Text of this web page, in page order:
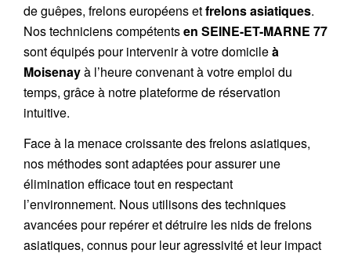
de guêpes, frelons européensetfrelons asiatiques.
Nos techniciens compétentsen SEINE-ET-MARNE 77
sont équipés pour intervenir à votre domicileà
Moisenayà l’heure convenant à votre emploi du
temps, grâce à notre plateforme de réservation
intuitive.
Face à la menace croissante des frelons asiatiques,
nos méthodes sont adaptées pour assurer une
élimination efficace tout en respectant
l’environnement. Nous utilisons des techniques
avancées pour repérer et détruire les nids defrelons
asiatiques, connus pour leur agressivité et leur impact